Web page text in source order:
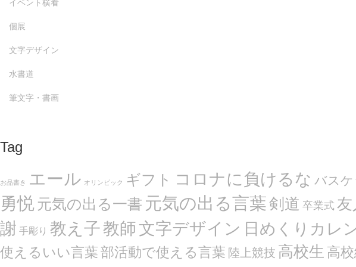
イベント横看
個展
文字デザイン
水書道
筆文字・書画
Tag
お品書き エール オリンピック ギフト コロナに負けるな バス
勇悦 元気の出る一書 元気の出る言葉剣道 卒業式 友
謝 手彫り 教え子教師文字デザイン 日めくりカレ
使えるいい言葉部活動で使える言葉 陸上競技 高校生 高